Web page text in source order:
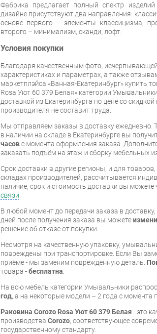
Фабрика предлагает полный спектр
дизайне присутствуют два направления:
основе первого – элементы классицизма,
второго – минимализм, сканди, лофт.
Условия покупки
Благодаря качественным фото,
характеристиках и параметрах, а также
маркетплэйса «Ванная-Екатеринбург» купить
Rosa Уют 60 379 Белая» категории
доставкой из Екатеринбурга по цене со скидкой
производителя не составит труда.
Мы отправляем заказы в доставку ежедневно.
в наличии на складе в Екатеринбурге вы
часовс момента оформления заказа.
заказать подъём на этаж и сборку мебельных
Срок доставки в другие регионы, и для
складах производителей, рассчитывается
наличие, срок и стоимость доставки вы можете
связи
В любой момент до передачи заказа в
дней после получения заказа вы можете
решение об отказе от покупки.
Несмотря на качественную упаковку,
повреждены при транспортировке. Если Вы
приёме - мы заменим поврежденную деталь.
товара -бесплатна
На всю мебель категории Умывальники
год, а на некоторые модели – 2 года с момента
Раковина Corozo Rosa Уют 60 379 Белая - это
производства Corozo, соответствующее
государственному стандарту.